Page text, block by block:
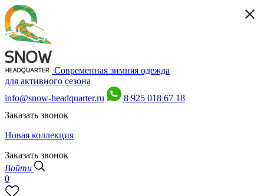
Современная зимняя одежда
для активного сезона
info@snow-headquarter.ru
8 925 018 67 18
Заказать звонок
Новая коллекция
Заказать звонок
Войти
0